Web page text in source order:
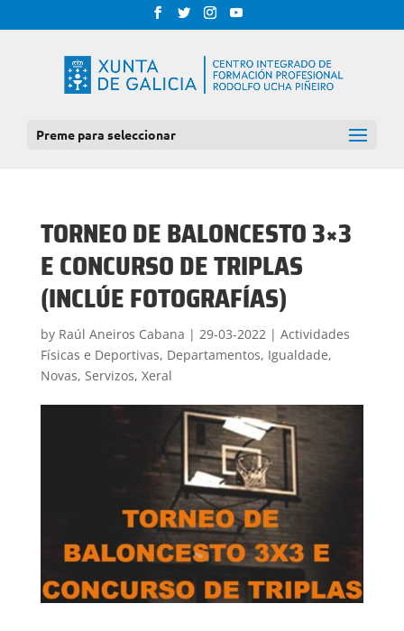
Preme para seleccionar
TORNEO DE BALONCESTO 3×3
E CONCURSO DE TRIPLAS
(INCLÚE FOTOGRAFÍAS)
by Raúl Aneiros Cabana | 29-03-2022| Actividades
Físicas e Deportivas, Departamentos, Igualdade,
Novas, Servizos, Xeral